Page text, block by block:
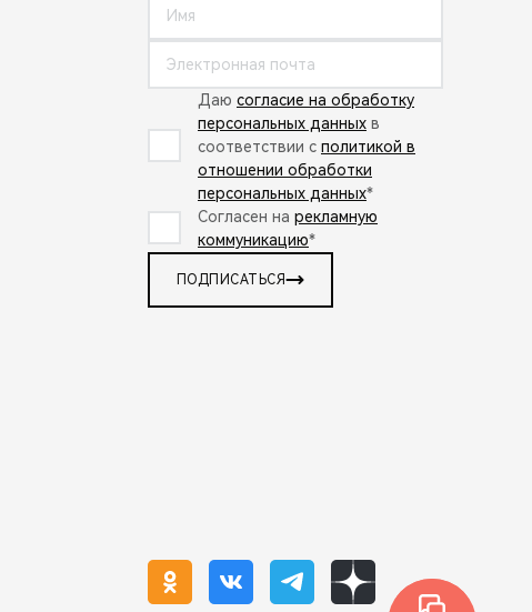
Даю согласие на обработку
персональных данных в
соответствии с политикой в
отношении обработки
персональных данных*
Согласен на рекламную
коммуникацию*
ПОДПИСАТЬСЯ